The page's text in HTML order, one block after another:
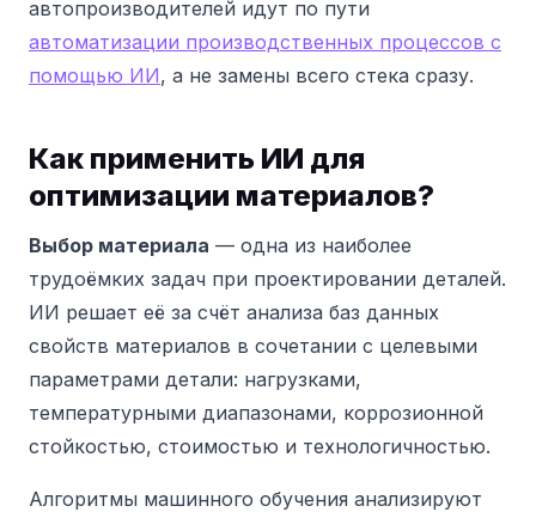
автопроизводителей идут по пути
автоматизации производственных процессов с
помощью ИИ, а не замены всего стека сразу.
Как применить ИИ для
оптимизации материалов?
Выбор материала — одна из наиболее
трудоёмких задач при проектировании деталей.
ИИ решает её за счёт анализа баз данных
свойств материалов в сочетании с целевыми
параметрами детали: нагрузками,
температурными диапазонами, коррозионной
стойкостью, стоимостью и технологичностью.
Алгоритмы машинного обучения анализируют